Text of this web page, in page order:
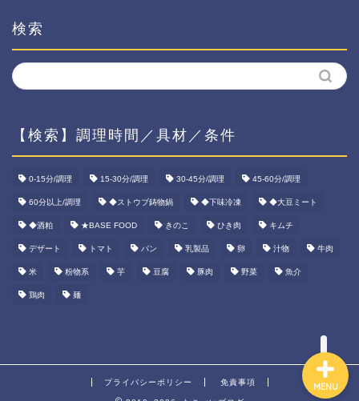
検索
【検索】調理時間／具材／条件
0-15分/調理 15-30分/調理 30-45分/調理 45-60分/調理
60分以上/調理 ◆ストウブ鋳物鍋 ◆下味冷凍 ◆大豆ミート
◆酒粕 ★BASE FOOD きのこ ひき肉 キムチ
デザート トマト パン 乳製品 卵 汁物 牛肉
米 粉物系 芋 豆腐 豚肉 野菜 魚介
鶏肉 麺
プライバシーポリシー 免責事項 MENU
ホーム
資産運用
ダイエット